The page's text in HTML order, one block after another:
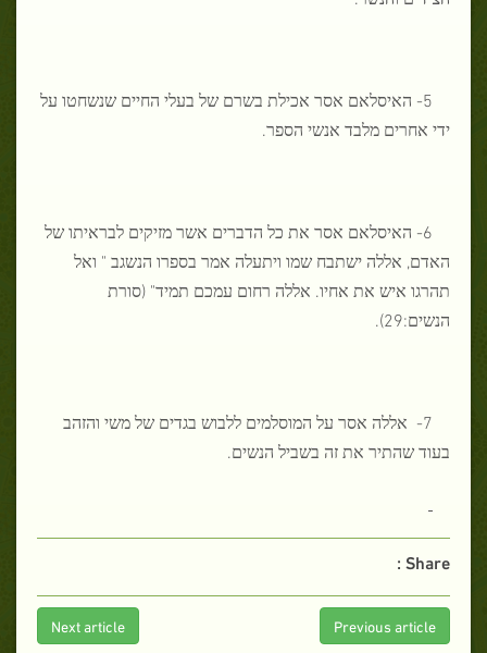
5- האיסלאם אסר אכילת בשרם של בעלי החיים שנשחטו על
ידי אחרים מלבד אנשי הספר.
6- האיסלאם אסר את כל הדברים אשר מזיקים לבראיתו של
האדם, אללה ישתבח שמו ויתעלה אמר בספרו הנשגב " ואל
תהרגו איש את אחיו. אללה רחום עמכם תמיד" (סורת
הנשים:29).
7- אללה אסר על המוסלמים ללבוש בגדים של משי והזהב
בעוד שהתיר את זה בשביל הנשים.
Share :
Previous article
Next article